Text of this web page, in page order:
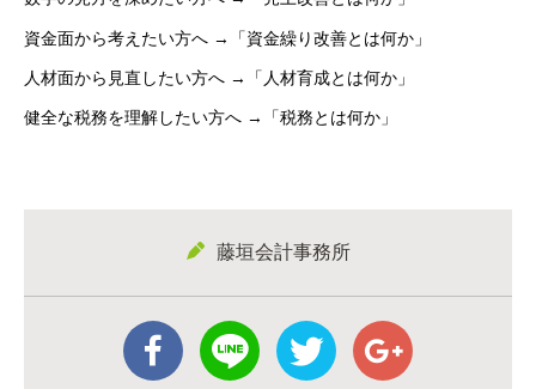
資金面から考えたい方へ →「資金繰り改善とは何か」
人材面から見直したい方へ →「人材育成とは何か」
健全な税務を理解したい方へ →「税務とは何か」
藤垣会計事務所